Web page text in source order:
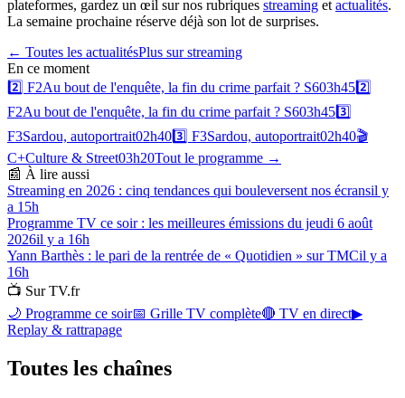
plateformes, gardez un œil sur nos rubriques streaming et actualités.
La semaine prochaine réserve déjà son lot de surprises.
← Toutes les actualitésPlus surstreaming
En ce moment
2️⃣ F2Au bout de l'enquête, la fin du crime parfait ? S603h452️⃣
F2Au bout de l'enquête, la fin du crime parfait ? S603h453️⃣
F3Sardou, autoportrait02h403️⃣ F3Sardou, autoportrait02h40🎬
C+Culture & Street03h20Tout le programme →
📰 À lire aussi
Streaming en 2026 : cinq tendances qui bouleversent nos écransil y
a 15h
Programme TV ce soir : les meilleures émissions du jeudi 6 août
2026il y a 16h
Yann Barthès : le pari de la rentrée de « Quotidien » sur TMCil y a
16h
📺 Sur TV.fr
🌙 Programme ce soir📅 Grille TV complète🔴 TV en direct▶
Replay & rattrapage
Toutes les chaînes